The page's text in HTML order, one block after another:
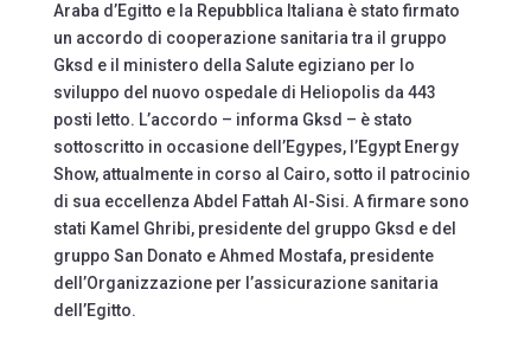
Araba d’Egitto e la Repubblica Italiana è stato firmato
un accordo di cooperazione sanitaria tra il gruppo
Gksd e il ministero della Salute egiziano per lo
sviluppo del nuovo ospedale di Heliopolis da 443
posti letto. L’accordo – informa Gksd – è stato
sottoscritto in occasione dell’Egypes, l’Egypt Energy
Show, attualmente in corso al Cairo, sotto il patrocinio
di sua eccellenza Abdel Fattah Al-Sisi. A firmare sono
stati Kamel Ghribi, presidente del gruppo Gksd e del
gruppo San Donato e Ahmed Mostafa, presidente
dell’Organizzazione per l’assicurazione sanitaria
dell’Egitto.